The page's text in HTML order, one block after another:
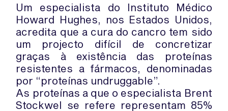
Um especialista do Instituto Médico
Howard Hughes, nos Estados Unidos,
acredita que a cura do cancro tem sido
um projecto difícil de concretizar
graças à existência das proteínas
resistentes a fármacos, denominadas
por “proteínas undruggable”.
As proteínas a que o especialista Brent
Stockwel se refere representam 85%